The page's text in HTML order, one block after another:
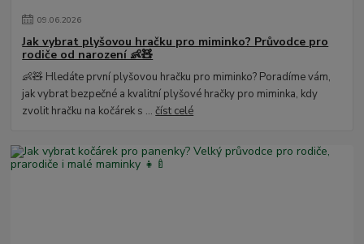
09.06.2026
Jak vybrat plyšovou hračku pro miminko? Průvodce pro
rodiče od narození 👶🧸
👶🧸 Hledáte první plyšovou hračku pro miminko? Poradíme vám,
jak vybrat bezpečné a kvalitní plyšové hračky pro miminka, kdy
zvolit hračku na kočárek s ...číst celé